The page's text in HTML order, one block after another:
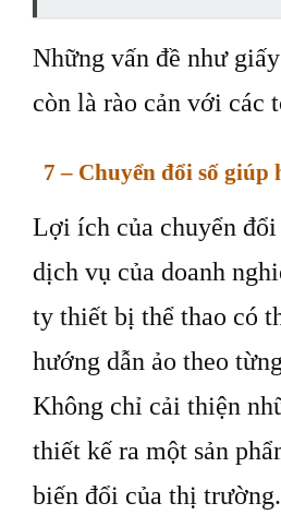
Những vấn đề như
còn là rào cản với các
7 – Chuyển đổi số giúp
Lợi ích của chuyển đổi
dịch vụ của doanh
ty thiết bị thể thao có
hướng dẫn ảo theo
Không chỉ cải thiện
thiết kế ra một sản
biến đổi của thị